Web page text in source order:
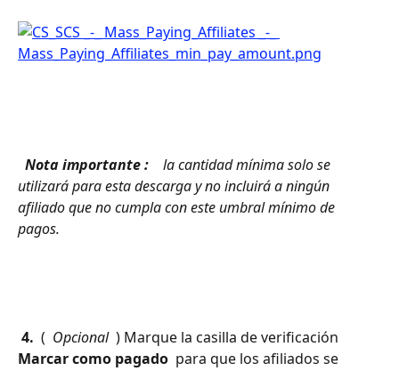
Nota importante :
la cantidad mínima solo se
utilizará para esta descarga y no incluirá a ningún
afiliado que no cumpla con este umbral mínimo de
pagos.
4. ( Opcional ) Marque la casilla de verificación
Marcar como pagado para que los afiliados se